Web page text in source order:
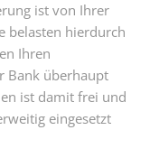
ist von Ihrer
belasten hierdurch
Ihren
Bank überhaupt
ist damit frei und
eingesetzt